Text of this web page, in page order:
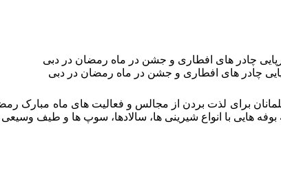
چادر های افطاری و جشن در ماه رمضان در دبی
برای لذت بردن از مجالس و فعالیت های ماه مبارک
هایی با انواع شیرینی ها، سالادها، سوپ ها و طیف وسیعی